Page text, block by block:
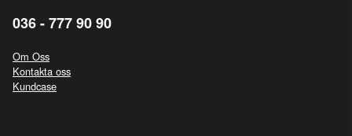
036 - 777 90 90
Om Oss
Kontakta oss
Kundcase